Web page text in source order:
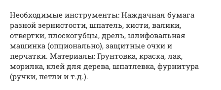
Необходимые инструменты: Наждачная бумага
разной зернистости, шпатель, кисти, валики,
отвертки, плоскогубцы, дрель, шлифовальная
машинка (опционально), защитные очки и
перчатки. Материалы: Грунтовка, краска, лак,
морилка, клей для дерева, шпатлевка, фурнитура
(ручки, петли и т.д.).